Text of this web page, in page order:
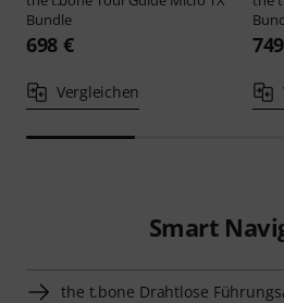
Bundle
698 €
Vergleichen
Smart
the t.bone Drahtlose